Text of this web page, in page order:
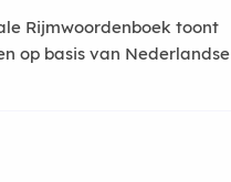
Rijmwoordenboek toont
op basis van Nederlandse